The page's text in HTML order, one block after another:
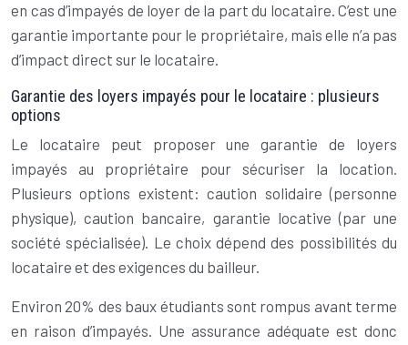
en cas d’impayés de loyer de la part du locataire. C’est une
garantie importante pour le propriétaire, mais elle n’a pas
d’impact direct sur le locataire.
Garantie des loyers impayés pour le locataire : plusieurs
options
Le locataire peut proposer une garantie de loyers
impayés au propriétaire pour sécuriser la location.
Plusieurs options existent: caution solidaire (personne
physique), caution bancaire, garantie locative (par une
société spécialisée). Le choix dépend des possibilités du
locataire et des exigences du bailleur.
Environ 20% des baux étudiants sont rompus avant terme
en raison d’impayés. Une assurance adéquate est donc